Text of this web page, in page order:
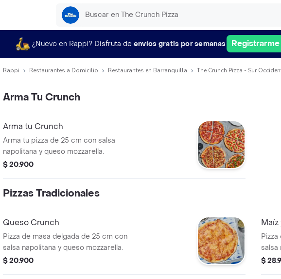
¿Nuevo en Rappi? Disfruta de envíos gratis por semanas Registrarme
Rappi Restaurantes a Domicilio Restaurantes en Barranquilla The Crunch Pizza - Sur
Arma Tu Crunch
Arma tu Crunch
Arma tu pizza de 25 cm con salsa
napolitana y queso mozzarella.
$ 20.900
Pizzas Tradicionales
Queso Crunch
Pizza de masa delgada de 25 cm con
salsa napolitana y queso mozzarella.
$ 20.900
salsa
$